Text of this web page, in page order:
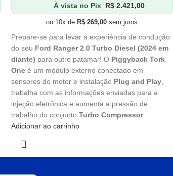
À vista no Pix R$ 2.421,00
ou 10x deR$ 269,00 sem juros
Prepare-se para levar a experiência de condução
do seu Ford Ranger 2.0 Turbo Diesel (2024 em
diante) para outro patamar! O Piggyback Tork
Oneé um módulo externo conectado em
sensores do motor e instalação Plug and Play,
trabalha com as informações enviadas para a
injeção eletrônica e aumenta a pressão de
trabalho do conjunto Turbo Compressor.
Adicionar ao carrinho